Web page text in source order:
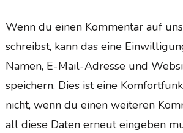
Wenn du einen Kommentar auf
schreibst, kann das eine
Namen, E-Mail-Adresse und
speichern. Dies ist eine
nicht, wenn du einen weiteren
all diese Daten erneut eingeben